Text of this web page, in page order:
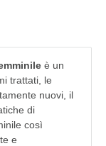
è un
trattati, le
nuovi, il
di
così
e